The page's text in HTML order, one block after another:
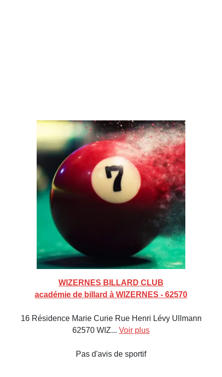
WIZERNES BILLARD CLUB
académie de billard à WIZERNES - 62570
16 Résidence Marie Curie Rue Henri Lévy Ullmann
62570 WIZ... Voir plus
Pas d'avis de sportif